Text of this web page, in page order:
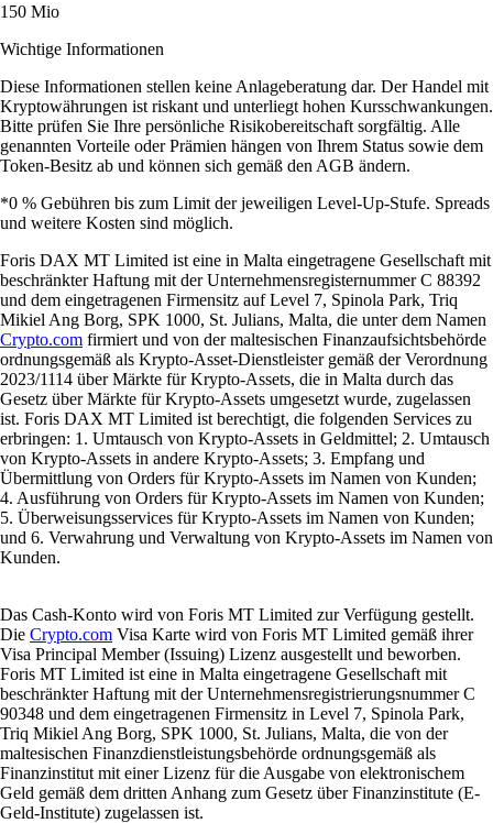
150 Mio
Wichtige Informationen
Diese Informationen stellen keine Anlageberatung dar. Der Handel mit
Kryptowährungen ist riskant und unterliegt hohen Kursschwankungen.
Bitte prüfen Sie Ihre persönliche Risikobereitschaft sorgfältig. Alle
genannten Vorteile oder Prämien hängen von Ihrem Status sowie dem
Token-Besitz ab und können sich gemäß den AGB ändern.
*0 % Gebühren bis zum Limit der jeweiligen Level-Up-Stufe. Spreads
und weitere Kosten sind möglich.
Foris DAX MT Limited ist eine in Malta eingetragene Gesellschaft mit
beschränkter Haftung mit der Unternehmensregisternummer C 88392
und dem eingetragenen Firmensitz auf Level 7, Spinola Park, Triq
Mikiel Ang Borg, SPK 1000, St. Julians, Malta, die unter dem Namen
Crypto.com firmiert und von der maltesischen Finanzaufsichtsbehörde
ordnungsgemäß als Krypto-Asset-Dienstleister gemäß der Verordnung
2023/1114 über Märkte für Krypto-Assets, die in Malta durch das
Gesetz über Märkte für Krypto-Assets umgesetzt wurde, zugelassen
ist. Foris DAX MT Limited ist berechtigt, die folgenden Services zu
erbringen: 1. Umtausch von Krypto-Assets in Geldmittel; 2. Umtausch
von Krypto-Assets in andere Krypto-Assets; 3. Empfang und
Übermittlung von Orders für Krypto-Assets im Namen von Kunden;
4. Ausführung von Orders für Krypto-Assets im Namen von Kunden;
5. Überweisungsservices für Krypto-Assets im Namen von Kunden;
und 6. Verwahrung und Verwaltung von Krypto-Assets im Namen von
Kunden.
Das Cash-Konto wird von Foris MT Limited zur Verfügung gestellt.
Die Crypto.com Visa Karte wird von Foris MT Limited gemäß ihrer
Visa Principal Member (Issuing) Lizenz ausgestellt und beworben.
Foris MT Limited ist eine in Malta eingetragene Gesellschaft mit
beschränkter Haftung mit der Unternehmensregistrierungsnummer C
90348 und dem eingetragenen Firmensitz in Level 7, Spinola Park,
Triq Mikiel Ang Borg, SPK 1000, St. Julians, Malta, die von der
maltesischen Finanzdienstleistungsbehörde ordnungsgemäß als
Finanzinstitut mit einer Lizenz für die Ausgabe von elektronischem
Geld gemäß dem dritten Anhang zum Gesetz über Finanzinstitute (E-
Geld-Institute) zugelassen ist.